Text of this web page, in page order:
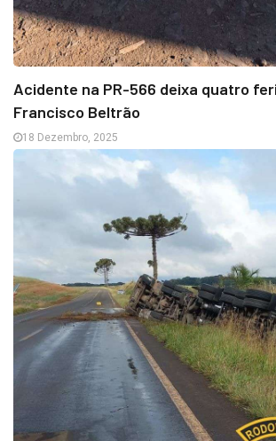
Acidente na PR-566 deixa quatro
Francisco Beltrão
18 Dezembro, 2025